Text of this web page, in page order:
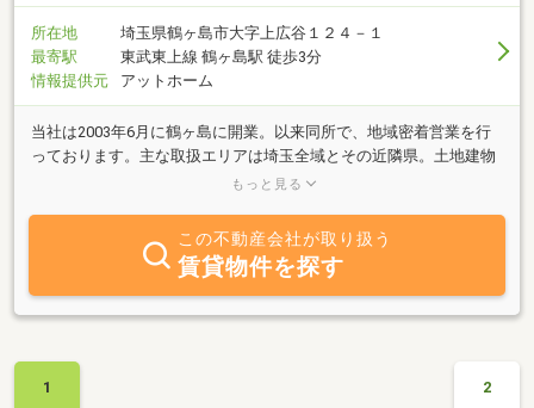
所在地
埼玉県鶴ヶ島市大字上広谷１２４－１
最寄駅
東武東上線 鶴ヶ島駅 徒歩3分
情報提供元
アットホーム
当社は2003年6月に鶴ヶ島に開業。以来同所で、地域密着営業を行
っております。主な取扱エリアは埼玉全域とその近隣県。土地建物
の買取を積極的に行っております。宅地はもちろん、農地山林、雑
る物件や、ローンが大変で身軽になりたい方、形が悪い土地、どう
せ売れないだろうと思っている物件、違法建築、などなど、活用し
ていない物件があれば、何でもご相談ください。迅速対応いたしま
す。出張査定無料。相談無料。即日回答、即現金買取致します。
もっと見る
この不動産会社が取り扱う
賃貸物件を探す
1 2